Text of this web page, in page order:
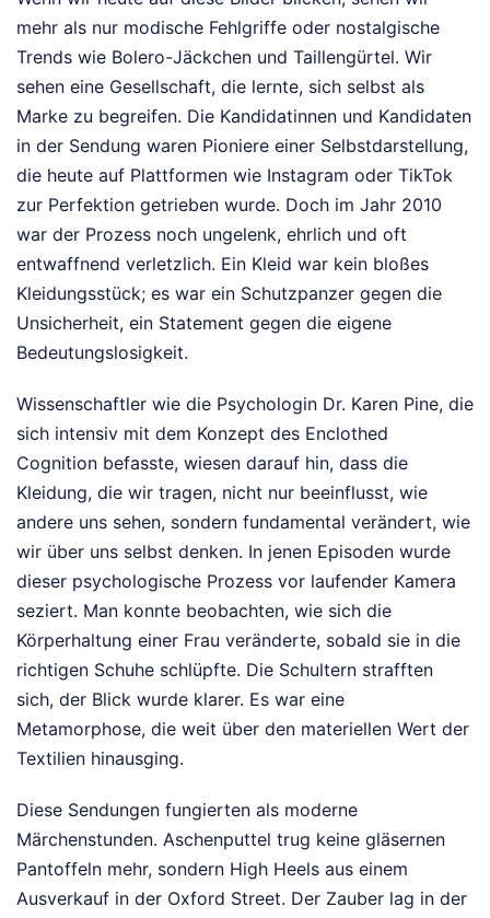
mehr als nur modische Fehlgriffe oder nostalgische
Trends wie Bolero-Jäckchen und Taillengürtel. Wir
sehen eine Gesellschaft, die lernte, sich selbst als
Marke zu begreifen. Die Kandidatinnen und Kandidaten
in der Sendung waren Pioniere einer Selbstdarstellung,
die heute auf Plattformen wie Instagram oder TikTok
zur Perfektion getrieben wurde. Doch im Jahr 2010
war der Prozess noch ungelenk, ehrlich und oft
entwaffnend verletzlich. Ein Kleid war kein bloßes
Kleidungsstück; es war ein Schutzpanzer gegen die
Unsicherheit, ein Statement gegen die eigene
Bedeutungslosigkeit.
Wissenschaftler wie die Psychologin Dr. Karen Pine, die
sich intensiv mit dem Konzept des Enclothed
Cognition befasste, wiesen darauf hin, dass die
Kleidung, die wir tragen, nicht nur beeinflusst, wie
andere uns sehen, sondern fundamental verändert, wie
wir über uns selbst denken. In jenen Episoden wurde
dieser psychologische Prozess vor laufender Kamera
seziert. Man konnte beobachten, wie sich die
Körperhaltung einer Frau veränderte, sobald sie in die
richtigen Schuhe schlüpfte. Die Schultern strafften
sich, der Blick wurde klarer. Es war eine
Metamorphose, die weit über den materiellen Wert der
Textilien hinausging.
Diese Sendungen fungierten als moderne
Märchenstunden. Aschenputtel trug keine gläsernen
Pantoffeln mehr, sondern High Heels aus einem
Ausverkauf in der Oxford Street. Der Zauber lag in der